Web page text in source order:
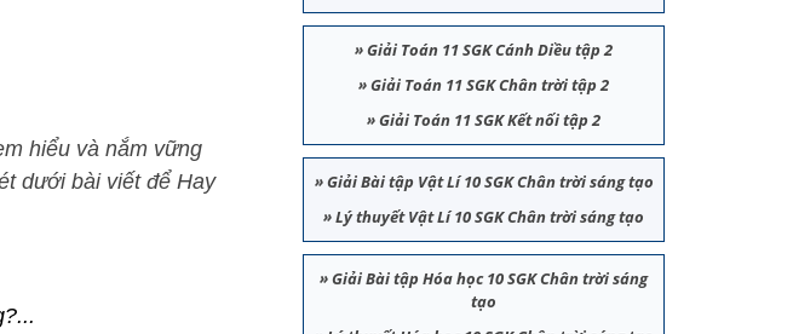
hiểu và nắm vững
dưới bài viết để Hay
»Giải Toán 11 SGK Cánh Diều tập 2
»Giải Toán 11 SGK Chân trời tập 2
»Giải Toán 11 SGK Kết nối tập 2
»Giải Bài tập Vật Lí 10 SGK Chân trời sáng tạo
»Lý thuyết Vật Lí 10 SGK Chân trời sáng tạo
»Giải Bài tập Hóa học 10 SGK Chân trời sáng
tạo